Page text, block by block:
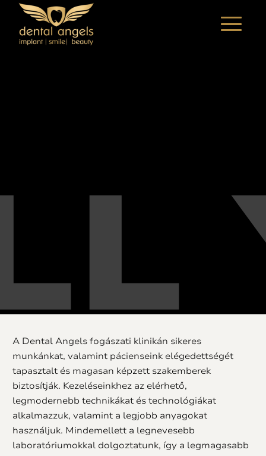
A Dental Angels fogászati klinikán sikeres
munkánkat, valamint pácienseink elégedettségét
tapasztalt és magasan képzett szakemberek
biztosítják. Kezeléseinkhez az elérhető,
legmodernebb technikákat és technológiákat
alkalmazzuk, valamint a legjobb anyagokat
használjuk. Mindemellett a legnevesebb
laboratóriumokkal dolgoztatunk, így a legmagasabb